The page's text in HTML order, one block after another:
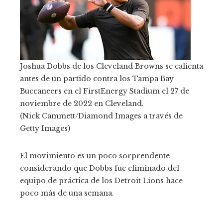
Joshua Dobbs de los Cleveland Browns se calienta
antes de un partido contra los Tampa Bay
Buccaneers en el FirstEnergy Stadium el 27 de
noviembre de 2022 en Cleveland.
(Nick Cammett/Diamond Images a través de
Getty Images)
El movimiento es un poco sorprendente
considerando que Dobbs fue eliminado del
equipo de práctica de los Detroit Lions hace
poco más de una semana.